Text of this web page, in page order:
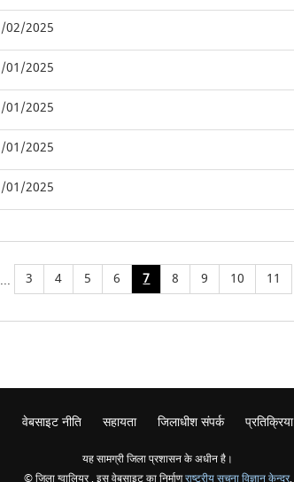
02/2025
01/2025
01/2025
01/2025
01/2025
... 3 4 5 6 7 8 9 10 11
वेबसाइट नीति सहायता जिलाधीश संपर्क प्रतिक्रिया
यह सामग्री जिला प्रशासन के अधीन है।
© जिला ग्वालियर , इस वेबसाइट का निर्माणराष्ट्रीय सूचना विज्ञान केन्द्र,